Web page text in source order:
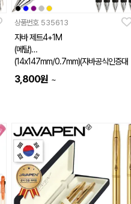
상품번호 535613
자바 제트4+1M
(메탈)
(14x147mm/0.7mm)(자바공식인증대
리점)
3,800원 ~